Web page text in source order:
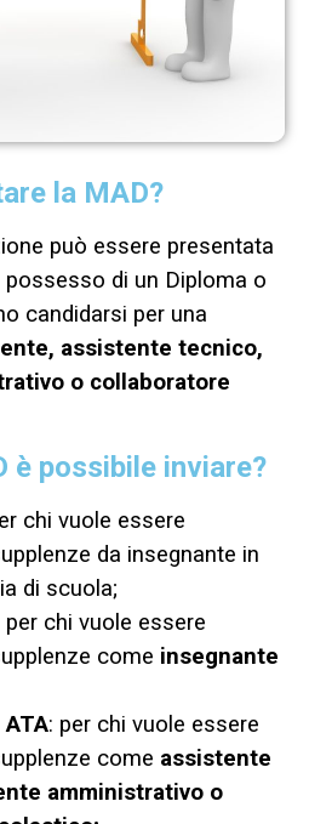
la MAD?
può essere presentata
di un Diploma o
candidarsi per una
assistente tecnico,
o collaboratore
è possibile inviare?
chi vuole essere
da insegnante in
di scuola;
per chi vuole essere
come insegnante
: per chi vuole essere
come assistente
amministrativo o